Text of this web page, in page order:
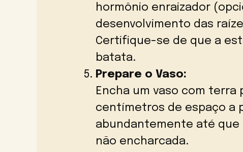
hormônio enraizador
desenvolvimento das
Certifique-se de que a
batata.
Prepare o Vaso:
Encha um vaso com terra
centímetros de espaço a
abundantemente até que
não encharcada.